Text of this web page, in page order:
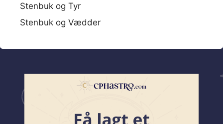
Stenbuk og Tyr
Stenbuk og Vædder